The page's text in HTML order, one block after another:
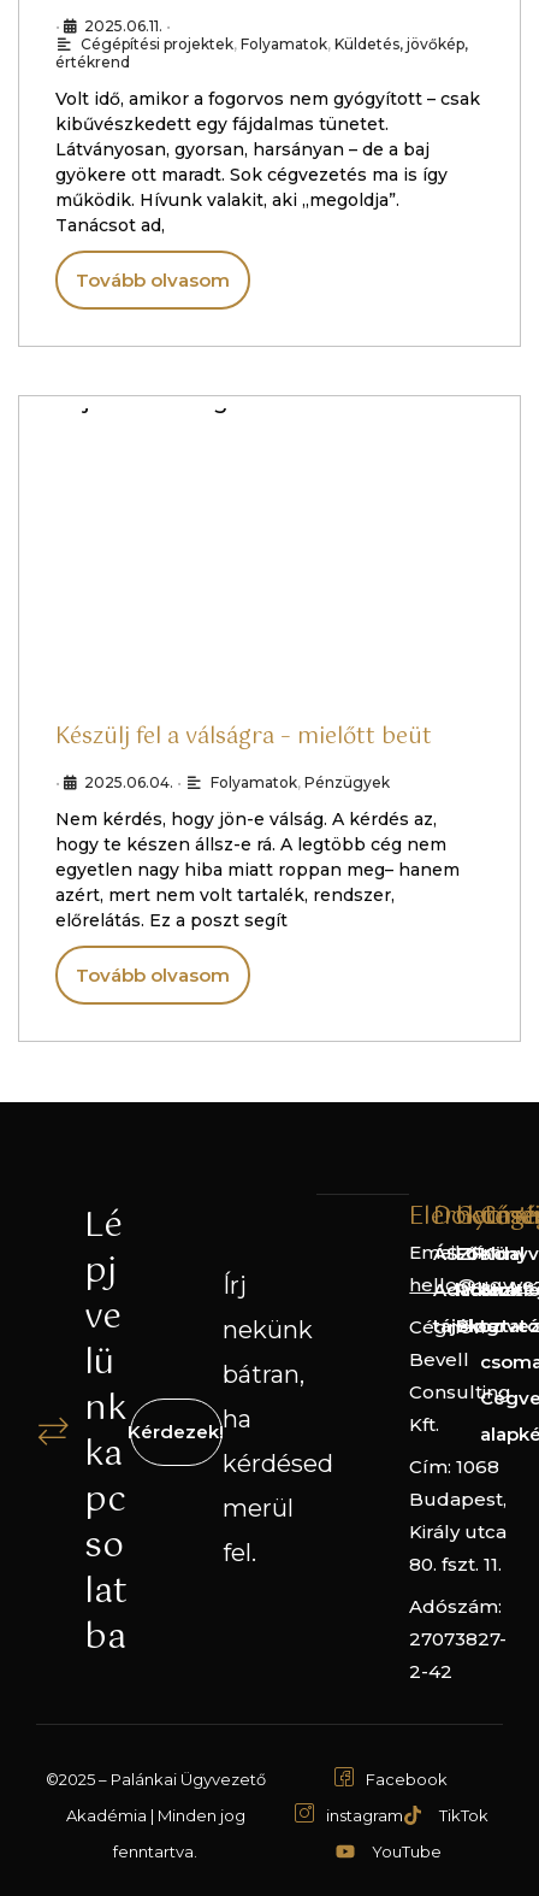
• 2025.06.11. •
Cégépítési projektek, Folyamatok, Küldetés, jövőkép,
értékrend
Volt idő, amikor a fogorvos nem gyógyított – csak
kibűvészkedett egy fájdalmas tünetet.
Látványosan, gyorsan, harsányan – de a baj
gyökere ott maradt. Sok cégvezetés ma is így
működik. Hívunk valakit, aki „megoldja”.
Tanácsot ad,
Tovább olvasom
Készülj fel a válságra – mielőtt beüt
• 2025.06.04. • Folyamatok, Pénzügyek
Nem kérdés, hogy jön-e válság. A kérdés az,
hogy te készen állsz-e rá. A legtöbb cég nem
egyetlen nagy hiba miatt roppan meg– hanem
azért, mert nem volt tartalék, rendszer,
előrelátás. Ez a poszt segít
Tovább olvasom
Lé
pj
ve
lü
nk
ka
pc
so
lat
ba
Kérdezek!
Írj
nekünk
bátran,
ha
kérdésed
merül
fel.
Email cím:
Cégnév:
Bevell
Consulting
Kft.
Cím: 1068
Budapest,
Király utca
80. fszt. 11.
Adószám:
27073827-
2-42
ÁSZF
tájékoztató
Főoldal
Rólunk
Blog
Könyv
©2025 – Palánkai Ügyvezető
Akadémia | Minden jog
fenntartva.
Facebook
instagram
TikTok
YouTube